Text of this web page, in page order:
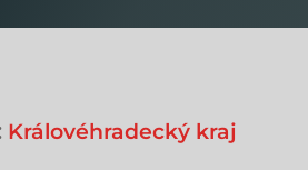
Královéhradecký kraj